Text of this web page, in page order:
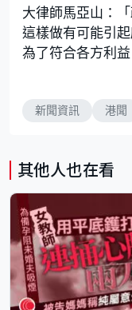
大律師馬亞山：
這樣做有可能引
為了符合各方利
新聞資訊 港聞
其他人也在看